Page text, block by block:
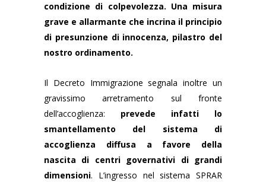
condizione di colpevolezza. Una misura
grave e allarmante che incrina il principio
di presunzione di innocenza, pilastro del
nostro ordinamento.
Il Decreto Immigrazione segnala inoltre un
gravissimo arretramento sul fronte
dell’accoglienza: prevede infatti lo
smantellamento del sistema di
accoglienza diffusa a favore della
nascita di centri governativi di grandi
dimensioni. L’ingresso nel sistema SPRAR